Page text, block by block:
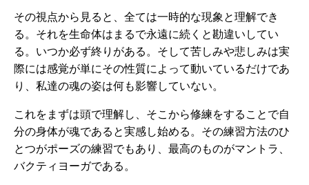
その視点から見ると、全ては一時的な現象と理解でき
る。それを生命体はまるで永遠に続くと勘違いしてい
る。いつか必ず終りがある。そして苦しみや悲しみは実
際には感覚が単にその性質によって動いているだけであ
り、私達の魂の姿は何も影響していない。
これをまずは頭で理解し、そこから修練をすることで自
分の身体が魂であると実感し始める。その練習方法のひ
とつがポーズの練習でもあり、最高のものがマントラ、
バクティヨーガである。